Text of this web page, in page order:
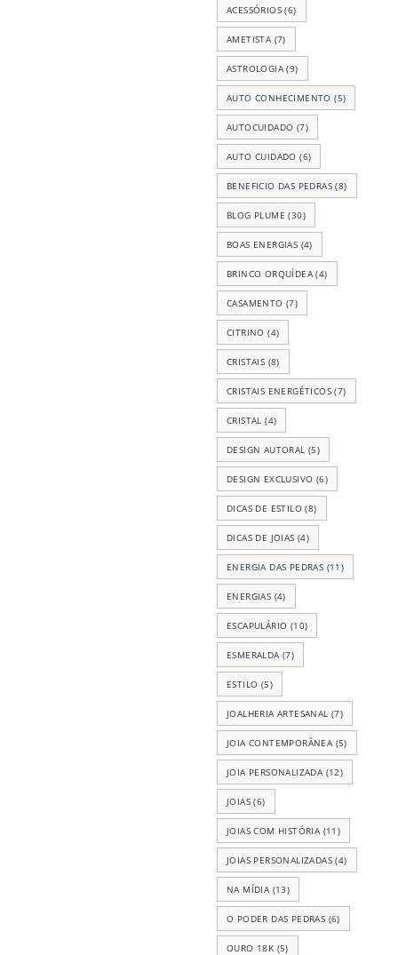
ACESSÓRIOS (6)
AMETISTA (7)
ASTROLOGIA (9)
AUTO CONHECIMENTO (5)
AUTOCUIDADO (7)
AUTO CUIDADO (6)
BENEFICIO DAS PEDRAS (8)
BLOG PLUME (30)
BOAS ENERGIAS (4)
BRINCO ORQUÍDEA (4)
CASAMENTO (7)
CITRINO (4)
CRISTAIS (8)
CRISTAIS ENERGÉTICOS (7)
CRISTAL (4)
DESIGN AUTORAL (5)
DESIGN EXCLUSIVO (6)
DICAS DE ESTILO (8)
DICAS DE JOIAS (4)
ENERGIA DAS PEDRAS (11)
ENERGIAS (4)
ESCAPULÁRIO (10)
ESMERALDA (7)
ESTILO (5)
JOALHERIA ARTESANAL (7)
JOIA CONTEMPORÂNEA (5)
JOIA PERSONALIZADA (12)
JOIAS (6)
JOIAS COM HISTÓRIA (11)
JOIAS PERSONALIZADAS (4)
NA MÍDIA (13)
O PODER DAS PEDRAS (6)
OURO 18K (5)